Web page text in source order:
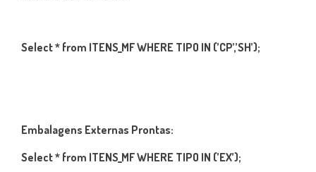
Select * from ITENS_MF WHERE TIPO IN (’CP’,’SH’);
Embalagens Externas Prontas:
Select * from ITENS_MF WHERE TIPO IN (’EX’);